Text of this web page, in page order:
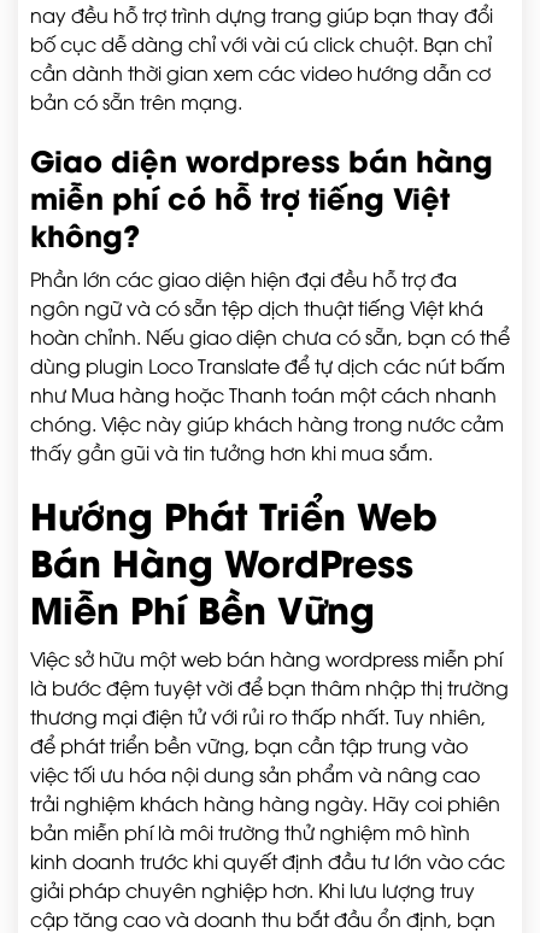
nay đều hỗ trợ trình dựng trang giúp bạn thay đổi
bố cục dễ dàng chỉ với vài cú click chuột. Bạn chỉ
cần dành thời gian xem các video hướng dẫn cơ
bản có sẵn trên mạng.
Giao diện wordpress bán hàng
miễn phí có hỗ trợ tiếng Việt
không?
Phần lớn các giao diện hiện đại đều hỗ trợ đa
ngôn ngữ và có sẵn tệp dịch thuật tiếng Việt khá
hoàn chỉnh. Nếu giao diện chưa có sẵn, bạn có thể
dùng plugin Loco Translate để tự dịch các nút bấm
như Mua hàng hoặc Thanh toán một cách nhanh
chóng. Việc này giúp khách hàng trong nước cảm
thấy gần gũi và tin tưởng hơn khi mua sắm.
Hướng Phát Triển Web
Bán Hàng WordPress
Miễn Phí Bền Vững
Việc sở hữu một web bán hàng wordpress miễn phí
là bước đệm tuyệt vời để bạn thâm nhập thị trường
thương mại điện tử với rủi ro thấp nhất. Tuy nhiên,
để phát triển bền vững, bạn cần tập trung vào
việc tối ưu hóa nội dung sản phẩm và nâng cao
trải nghiệm khách hàng hàng ngày. Hãy coi phiên
bản miễn phí là môi trường thử nghiệm mô hình
kinh doanh trước khi quyết định đầu tư lớn vào các
giải pháp chuyên nghiệp hơn. Khi lưu lượng truy
cập tăng cao và doanh thu bắt đầu ổn định, bạn